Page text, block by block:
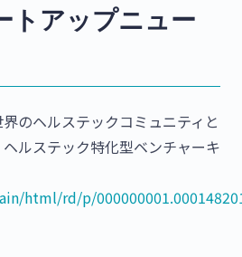
トアップニュー
のヘルステックコミュニティと
ルステック特化型ベンチャーキ
html/rd/p/